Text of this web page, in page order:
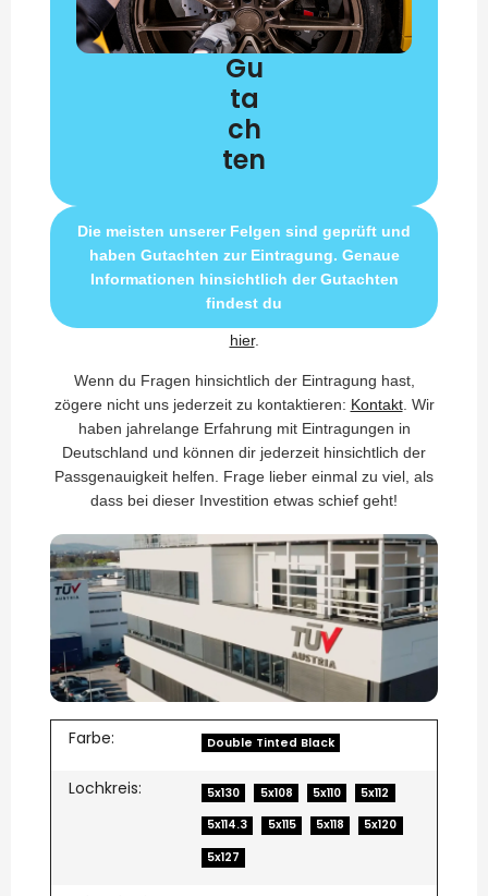
Gu
ta
ch
ten
Die meisten unserer Felgen sind geprüft und
haben Gutachten zur Eintragung. Genaue
Informationen hinsichtlich der Gutachten
findest du
hier.
Wenn du Fragen hinsichtlich der Eintragung hast,
zögere nicht uns jederzeit zu kontaktieren: Kontakt. Wir
haben jahrelange Erfahrung mit Eintragungen in
Deutschland und können dir jederzeit hinsichtlich der
Passgenauigkeit helfen. Frage lieber einmal zu viel, als
dass bei dieser Investition etwas schief geht!
Farbe: Double Tinted Black
Lochkreis: 5x130 5x108 5x110
5x112
5x114.3
5x115 5x118
5x120
5x127